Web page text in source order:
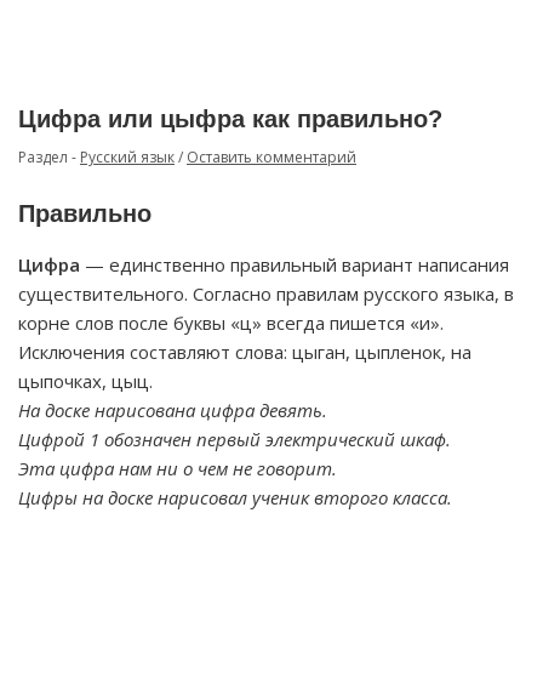
Цифра или цыфра как правильно?
Раздел - Русский язык/ Оставить комментарий
Правильно
Цифра — единственно правильный вариант написания
существительного. Согласно правилам русского языка, в
корне слов после буквы «ц» всегда пишется «и».
Исключения составляют слова: цыган, цыпленок, на
цыпочках, цыц.
На доске нарисована цифра девять.
Цифрой 1 обозначен первый электрический шкаф.
Эта цифра нам ни о чем не говорит.
Цифры на доске нарисовал ученик второго класса.